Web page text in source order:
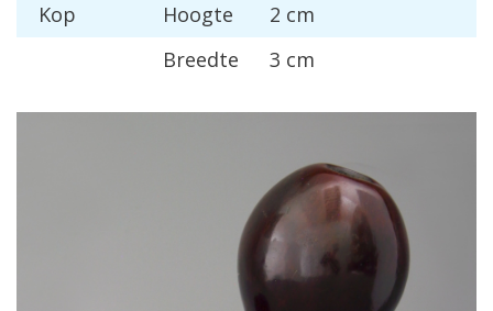
Kop
Hoogte
2 cm
Breedte
3 cm